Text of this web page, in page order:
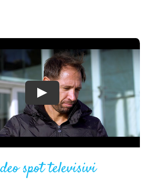
spot televisivi